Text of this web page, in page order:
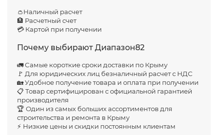
👛Наличный расчет
🏦 Расчетный счет
💳 Картой при получении
Почему выбирают Диапазон82
🚛 Самые короткие сроки доставки по Крыму
🚩 Для юридических лиц безналичный расчет с НДС
🏡 Удобное получение товара и оплата при получении
📋 Товар сертифицирован с официальной гарантией
производителя
🏆 Один из самых больших ассортиментов для
строительства и ремонта в Крыму
⚡ Низкие цены и скидки постоянным клиентам